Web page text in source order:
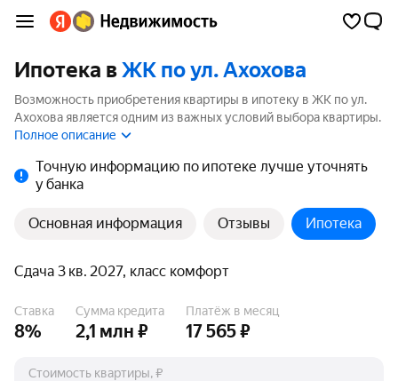
Ипотека вЖК по ул. Ахохова
Возможность приобретения квартиры в ипотеку в ЖК по ул.
Ахохова является одним из важных условий выбора квартиры.
На странице мы собрали программы кредитования банков для
Полное описание
Точную информацию по ипотеке лучше уточнять
у банка
Основная информация Отзывы Ипотека
Сдача 3 кв. 2027, класс комфорт
Ставка
8%
Сумма кредита
2,1 млн ₽
Платёж в месяц
17 565 ₽
Стоимость квартиры, ₽